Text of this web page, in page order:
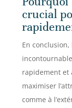
crucial
En conclusion,
rapidement et
maximiser
comme à